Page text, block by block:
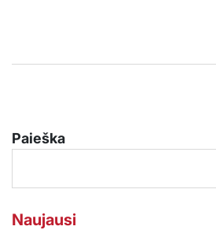
Paieška
Naujausi